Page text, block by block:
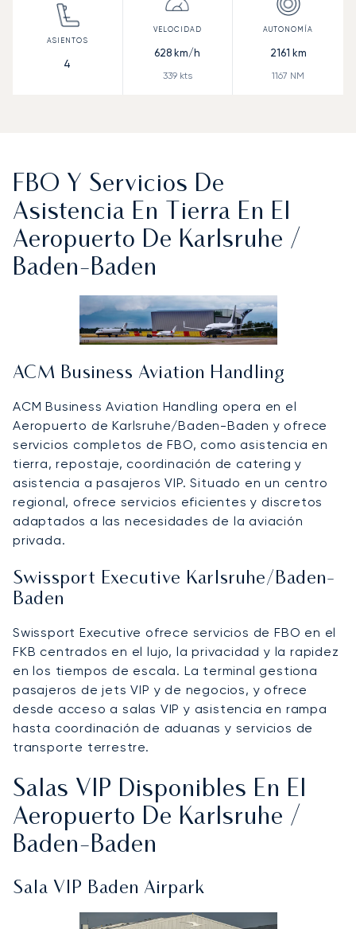
4
628 km/h
339kts
2161 km
1167 NM
FBO Y Servicios De
Asistencia En Tierra En El
Aeropuerto De Karlsruhe /
Baden-Baden
ACM Business Aviation Handling
ACM Business Aviation Handling opera en el
Aeropuerto de Karlsruhe/Baden-Baden y ofrece
servicios completos de FBO, como asistencia en
tierra, repostaje, coordinación de catering y
asistencia a pasajeros VIP. Situado en un centro
regional, ofrece servicios eficientes y discretos
adaptados a las necesidades de la aviación
privada.
Swissport Executive Karlsruhe/Baden-
Baden
Swissport Executive ofrece servicios de FBO en el
FKB centrados en el lujo, la privacidad y la rapidez
en los tiempos de escala. La terminal gestiona
pasajeros de jets VIP y de negocios, y ofrece
desde acceso a salas VIP y asistencia en rampa
hasta coordinación de aduanas y servicios de
transporte terrestre.
Salas VIP Disponibles En El
Aeropuerto De Karlsruhe /
Baden-Baden
Sala VIP Baden Airpark